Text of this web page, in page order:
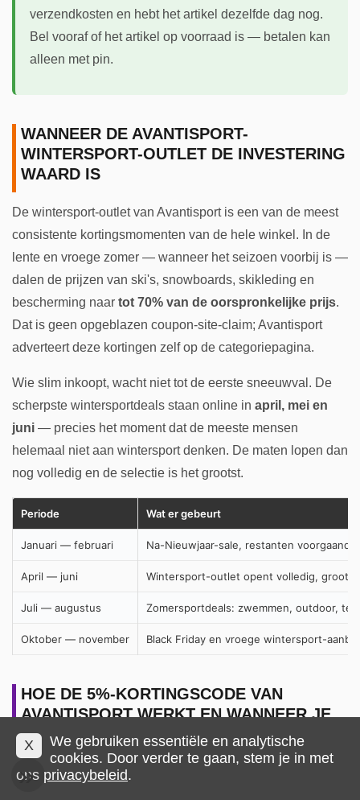
verzendkosten en hebt het artikel dezelfde dag nog.
Bel vooraf of het artikel op voorraad is — betalen kan
alleen met pin.
WANNEER DE AVANTISPORT-
WINTERSPORT-OUTLET DE INVESTERING
WAARD IS
De wintersport-outlet van Avantisport is een van de meest
consistente kortingsmomenten van de hele winkel. In de
lente en vroege zomer — wanneer het seizoen voorbij is —
dalen de prijzen van ski's, snowboards, skikleding en
bescherming naar tot 70% van de oorspronkelijke prijs.
Dat is geen opgeblazen coupon-site-claim; Avantisport
adverteert deze kortingen zelf op de categoriepagina.
Wie slim inkoopt, wacht niet tot de eerste sneeuwval. De
scherpste wintersportdeals staan online in april, mei en
juni — precies het moment dat de meeste mensen
helemaal niet aan wintersport denken. De maten lopen dan
nog volledig en de selectie is het grootst.
Periode Wat er gebeurt
Januari — februari Na-Nieuwjaar-sale, restanten voorgaande
April — juni Wintersport-outlet opent volledig,
Juli — augustus Zomersportdeals: zwemmen, outdoor,
Oktober — november Black Friday en vroege wintersport-
HOE DE 5%-KORTINGSCODE VAN
AVANTISPORT WERKT EN WANNEER JE
HEM HET BESTE INZET
Avantisport biedt periodiek een
X
We gebruiken essentiële en analytische
cookies. Door verder te gaan, stem je in met
ons privacybeleid.